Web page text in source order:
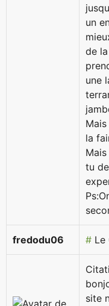
un
de
une
la
tu
fredodu06 # Le
site